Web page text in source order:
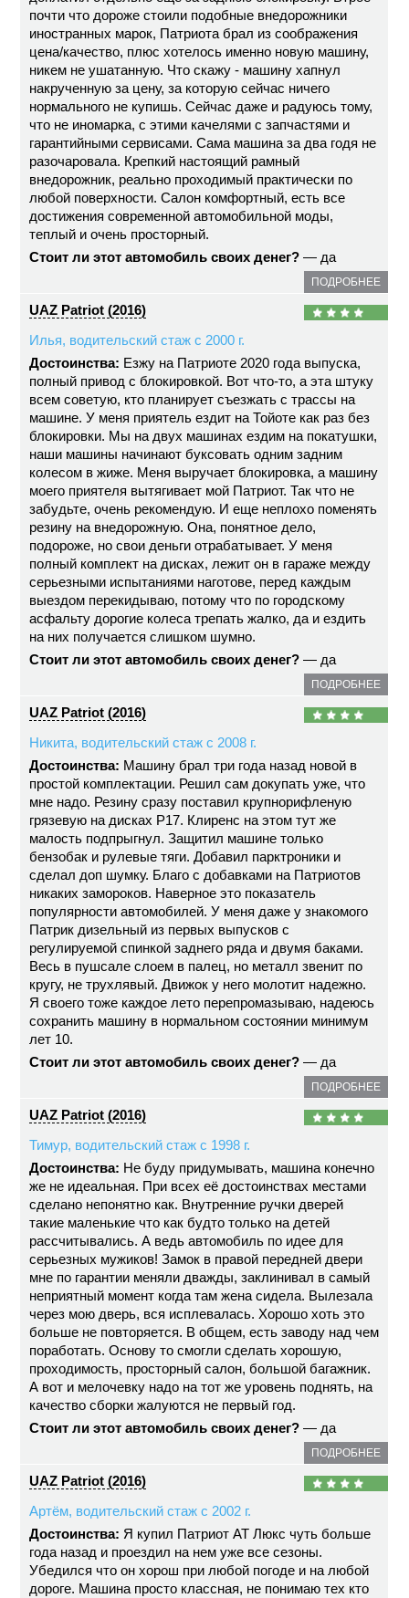
почти что дороже стоили подобные внедорожники
иностранных марок, Патриота брал из соображения
цена/качество, плюс хотелось именно новую машину,
никем не ушатанную. Что скажу - машину хапнул
накрученную за цену, за которую сейчас ничего
нормального не купишь. Сейчас даже и радуюсь тому,
что не иномарка, с этими качелями с запчастями и
гарантийными сервисами. Сама машина за два годя не
разочаровала. Крепкий настоящий рамный
внедорожник, реально проходимый практически по
любой поверхности. Салон комфортный, есть все
достижения современной автомобильной моды,
теплый и очень просторный.
Стоит ли этот автомобиль своих денег? — да
ПОДРОБНЕЕ
UAZ Patriot (2016)
Илья, водительский стаж с 2000 г.
Достоинства: Езжу на Патриоте 2020 года выпуска,
полный привод с блокировкой. Вот что-то, а эта штуку
всем советую, кто планирует съезжать с трассы на
машине. У меня приятель ездит на Тойоте как раз без
блокировки. Мы на двух машинах ездим на покатушки,
наши машины начинают буксовать одним задним
колесом в жиже. Меня выручает блокировка, а машину
моего приятеля вытягивает мой Патриот. Так что не
забудьте, очень рекомендую. И еще неплохо поменять
резину на внедорожную. Она, понятное дело,
подороже, но свои деньги отрабатывает. У меня
полный комплект на дисках, лежит он в гараже между
серьезными испытаниями наготове, перед каждым
выездом перекидываю, потому что по городскому
асфальту дорогие колеса трепать жалко, да и ездить
на них получается слишком шумно.
Стоит ли этот автомобиль своих денег? — да
ПОДРОБНЕЕ
UAZ Patriot (2016)
Никита, водительский стаж с 2008 г.
Достоинства: Машину брал три года назад новой в
простой комплектации. Решил сам докупать уже, что
мне надо. Резину сразу поставил крупнорифленую
грязевую на дисках Р17. Клиренс на этом тут же
малость подпрыгнул. Защитил машине только
бензобак и рулевые тяги. Добавил парктроники и
сделал доп шумку. Благо с добавками на Патриотов
никаких замороков. Наверное это показатель
популярности автомобилей. У меня даже у знакомого
Патрик дизельный из первых выпусков с
регулируемой спинкой заднего ряда и двумя баками.
Весь в пушсале слоем в палец, но металл звенит по
кругу, не трухлявый. Движок у него молотит надежно.
Я своего тоже каждое лето перепромазываю, надеюсь
сохранить машину в нормальном состоянии минимум
лет 10.
Стоит ли этот автомобиль своих денег? — да
ПОДРОБНЕЕ
UAZ Patriot (2016)
Тимур, водительский стаж с 1998 г.
Достоинства: Не буду придумывать, машина конечно
же не идеальная. При всех её достоинствах местами
сделано непонятно как. Внутренние ручки дверей
такие маленькие что как будто только на детей
рассчитывались. А ведь автомобиль по идее для
серьезных мужиков! Замок в правой передней двери
мне по гарантии меняли дважды, заклинивал в самый
неприятный момент когда там жена сидела. Вылезала
через мою дверь, вся исплевалась. Хорошо хоть это
больше не повторяется. В общем, есть заводу над чем
поработать. Основу то смогли сделать хорошую,
проходимость, просторный салон, большой багажник.
А вот и мелочевку надо на тот же уровень поднять, на
качество сборки жалуются не первый год.
Стоит ли этот автомобиль своих денег? — да
ПОДРОБНЕЕ
UAZ Patriot (2016)
Артём, водительский стаж с 2002 г.
Достоинства: Я купил Патриот АТ Люкс чуть больше
года назад и проездил на нем уже все сезоны.
Убедился что он хорош при любой погоде и на любой
дороге. Машина просто классная, не понимаю тех кто